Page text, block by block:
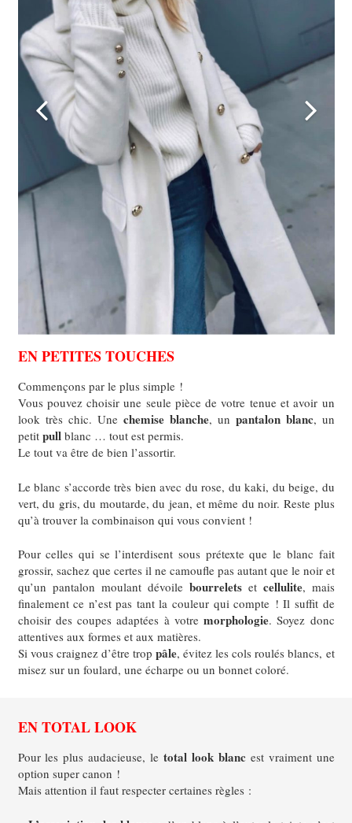
EN PETITES TOUCHES
Commençons par le plus simple !
Vous pouvez choisir une seule pièce de votre tenue et avoir un
look très chic. Une chemise blanche, un pantalon blanc, un
petit pullblanc … tout est permis.
Le tout va être de bien l’assortir.
Le blanc s’accorde très bien avec du rose, du kaki, du beige, du
vert, du gris, du moutarde, du jean, et même du noir. Reste plus
qu’à trouver la combinaison qui vous convient !
Pour celles qui se l’interdisent sous prétexte que le blanc fait
grossir, sachez que certes il ne camoufle pas autant que le noir et
qu’un pantalon moulant dévoile bourreletset cellulite, mais
finalement ce n’est pas tant la couleur qui compte !Il suffit de
choisir des coupes adaptées à votre morphologie. Soyez donc
attentives aux formes et aux matières.
Si vous craignez d’être trop pâle, évitez les cols roulés blancs, et
misez sur un foulard, une écharpe ou un bonnet coloré.
EN TOTAL LOOK
Pour les plus audacieuse, le total look blancest vraiment une
option super canon !
Mais attention il faut respecter certaines règles :